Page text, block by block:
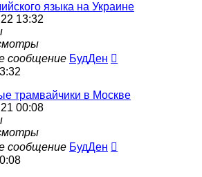
языка на Украине
13:32
сообщение БудДен
трамвайчики в Москве
00:08
сообщение БудДен